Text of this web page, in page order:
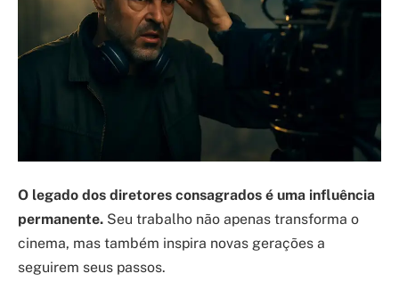
O legado dos diretores consagrados é uma influência
permanente. Seu trabalho não apenas transforma o
cinema, mas também inspira novas gerações a
seguirem seus passos.